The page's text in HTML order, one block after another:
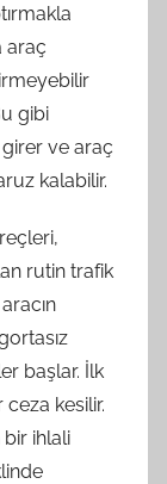
araç
gibi
ve araç
kalabilir.
rutin trafik
başlar. İlk
kesilir.
bir ihlali